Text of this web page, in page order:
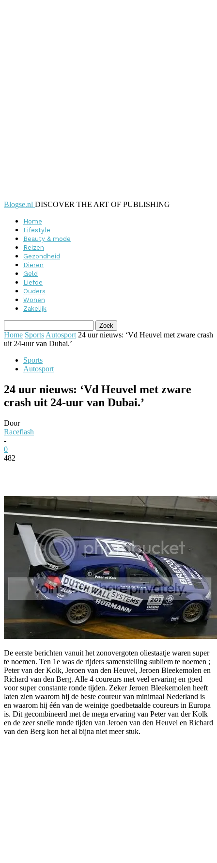
Blogse.nl DISCOVER THE ART OF PUBLISHING
Home
Lifestyle
Beauty & mode
Reizen
Gezondheid
Dieren
Geld
Liefde
Ouders
Wonen
Zakelijk
Home Sports Autosport 24 uur nieuws: ‘Vd Heuvel met zware crash
uit 24-uur van Dubai.’
Sports
Autosport
24 uur nieuws: ‘Vd Heuvel met zware
crash uit 24-uur van Dubai.’
Door
Raceflash
-
0
482
De eerste berichten vanuit het zonovergoten oliestaatje waren super
te noemen. Ten 1e was de rijders samenstelling subliem te noemen ;
Peter van der Kolk, Jeroen van den Heuvel, Jeroen Bleekemolen en
Richard van den Berg. Alle 4 coureurs met veel ervaring en goed
voor super constante ronde tijden. Zeker Jeroen Bleekemolen heeft
laten zien waarom hij de beste coureur van minimaal Nederland is
en waarom hij één van de weinige goedbetaalde coureurs in Europa
is. Dit gecombineerd met de mega ervaring van Peter van der Kolk
en de zeer snelle ronde tijden van Jeroen van den Heuvel en Richard
van den Berg kon het al bijna niet meer stuk.